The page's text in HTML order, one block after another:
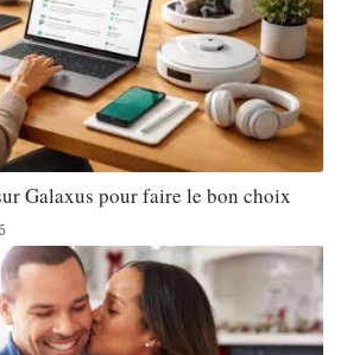
Galaxus pour faire le bon choix